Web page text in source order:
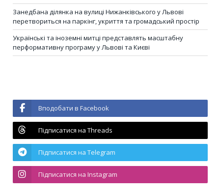
Занедбана ділянка на вулиці Нижанківського у Львові
перетвориться на паркінг, укриття та громадський простір
Українські та іноземні митці представлять масштабну
перформативну програму у Львові та Києві
Вподобати в Facebook
Підписатися на Threads
Підписатися на Telegram
Підписатися на Instagram